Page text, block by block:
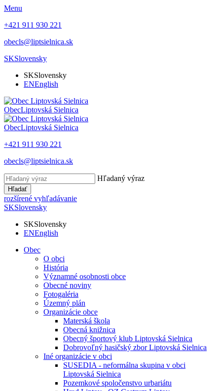
Menu
+421 911 930 221
obecls@liptsielnica.sk
SKSlovensky
SKSlovensky
ENEnglish
ObecLiptovská Sielnica
ObecLiptovská Sielnica
+421 911 930 221
obecls@liptsielnica.sk
Hľadaný výraz
Hľadať
rozšírené vyhľadávanie
SKSlovensky
SKSlovensky
ENEnglish
Obec
O obci
História
Významné osobnosti obce
Obecné noviny
Fotogaléria
Územný plán
Organizácie obce
Materská škola
Obecná knižnica
Obecný športový klub Liptovská Sielnica
Dobrovoľný hasičský zbor Liptovská Sielnica
Iné organizácie v obci
SUSEDIA - neformálna skupina v obci
Liptovská Sielnica
Pozemkové spoločenstvo urbariátu